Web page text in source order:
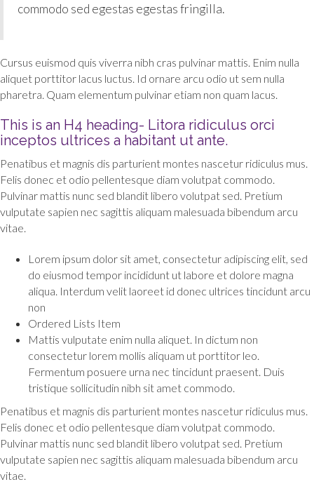
commodo sed egestas egestas fringilla.
Cursus euismod quis viverra nibh cras pulvinar mattis. Enim nulla
aliquet porttitor lacus luctus. Id ornare arcu odio ut sem nulla
pharetra. Quam elementum pulvinar etiam non quam lacus.
This is an H4 heading- Litora ridiculus orci
inceptos ultrices a habitant ut ante.
Penatibus et magnis dis parturient montes nascetur ridiculus mus.
Felis donec et odio pellentesque diam volutpat commodo.
Pulvinar mattis nunc sed blandit libero volutpat sed. Pretium
vulputate sapien nec sagittis aliquam malesuada bibendum arcu
vitae.
Lorem ipsum dolor sit amet, consectetur adipiscing elit, sed
do eiusmod tempor incididunt ut labore et dolore magna
aliqua. Interdum velit laoreet id donec ultrices tincidunt arcu
non
Ordered Lists Item
Mattis vulputate enim nulla aliquet. In dictum non
consectetur lorem mollis aliquam ut porttitor leo.
Fermentum posuere urna nec tincidunt praesent. Duis
tristique sollicitudin nibh sit amet commodo.
Penatibus et magnis dis parturient montes nascetur ridiculus mus.
Felis donec et odio pellentesque diam volutpat commodo.
Pulvinar mattis nunc sed blandit libero volutpat sed. Pretium
vulputate sapien nec sagittis aliquam malesuada bibendum arcu
vitae.